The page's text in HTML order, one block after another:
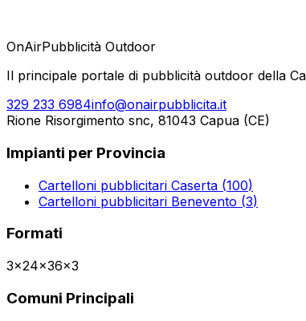
OnAirPubblicità Outdoor
Il principale portale di pubblicità outdoor della
329 233 6984info@onairpubblicita.it
Rione Risorgimento snc, 81043 Capua (CE)
Impianti per Provincia
Cartelloni pubblicitari Caserta (100)
Cartelloni pubblicitari Benevento (3)
Formati
3x24x36x3
Comuni Principali